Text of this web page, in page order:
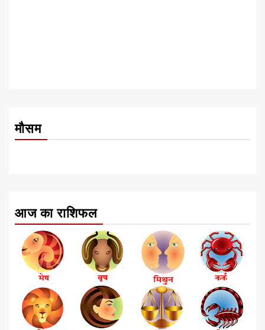
मौसम
आज का राशिफल